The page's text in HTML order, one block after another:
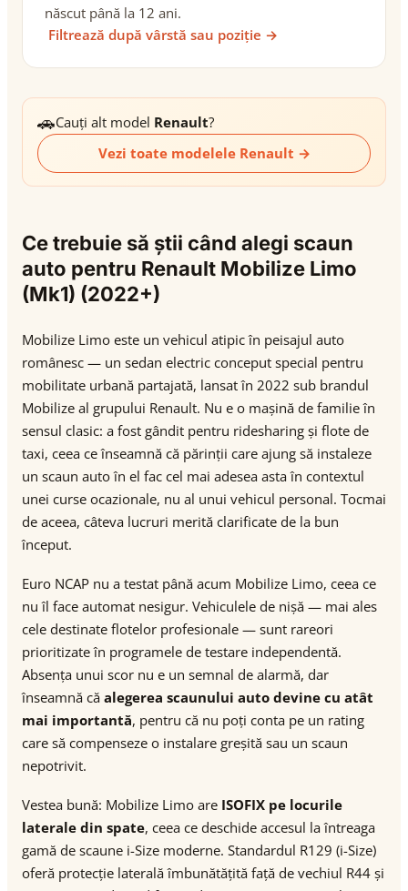
născut până la 12 ani.
Filtrează după vârstă sau poziție →
🚗Cauți alt model Renault?
Vezi toate modelele Renault →
Ce trebuie să știi când alegi scaun
auto pentru Renault Mobilize Limo
(Mk1) (2022+)
Mobilize Limo este un vehicul atipic în peisajul auto
românesc — un sedan electric conceput special pentru
mobilitate urbană partajată, lansat în 2022 sub brandul
Mobilize al grupului Renault. Nu e o mașină de familie în
sensul clasic: a fost gândit pentru ridesharing și flote de
taxi, ceea ce înseamnă că părinții care ajung să instaleze
un scaun auto în el fac cel mai adesea asta în contextul
unei curse ocazionale, nu al unui vehicul personal. Tocmai
de aceea, câteva lucruri merită clarificate de la bun
început.
Euro NCAP nu a testat până acum Mobilize Limo, ceea ce
nu îl face automat nesigur. Vehiculele de nișă — mai ales
cele destinate flotelor profesionale — sunt rareori
prioritizate în programele de testare independentă.
Absența unui scor nu e un semnal de alarmă, dar
înseamnă că alegerea scaunului auto devine cu atât
mai importantă, pentru că nu poți conta pe un rating
care să compenseze o instalare greșită sau un scaun
nepotrivit.
Vestea bună: Mobilize Limo are ISOFIX pe locurile
laterale din spate, ceea ce deschide accesul la întreaga
gamă de scaune i-Size moderne. Standardul R129 (i-Size)
oferă protecție laterală îmbunătățită față de vechiul R44 și